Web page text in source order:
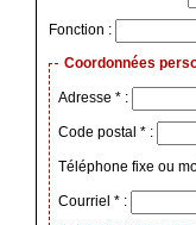
Fonction :
Coordonnées
Adresse * :
Code postal * :
Téléphone fixe ou
Courriel * :